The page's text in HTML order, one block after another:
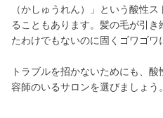
（かしゅうれん）」という酸性
ることもあります。髪の毛が引
たわけでもないのに固くゴワゴワ
トラブルを招かないためにも、
容師のいるサロンを選びましょう。